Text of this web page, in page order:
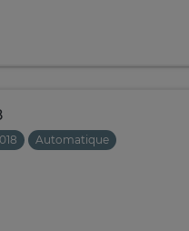
Automatique